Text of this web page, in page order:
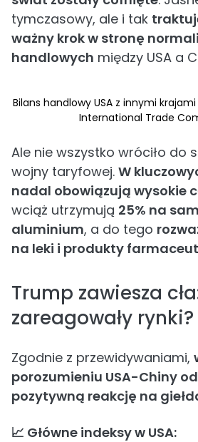
tymczasowy, ale i tak
ważny krok w stronę
handlowych między USA a
Bilans handlowy USA z innymi
International Trade
Ale nie wszystko wróciło do
wojny taryfowej. W
nadal obowiązują wysokie
wciąż utrzymują 25% na
aluminium, a do tego
na leki i produkty
Trump zawiesza
zareagowały rynki?
Zgodnie z przewidywaniami,
porozumieniu USA-Chiny
pozytywną reakcję na
📈 Główne indeksy w USA: